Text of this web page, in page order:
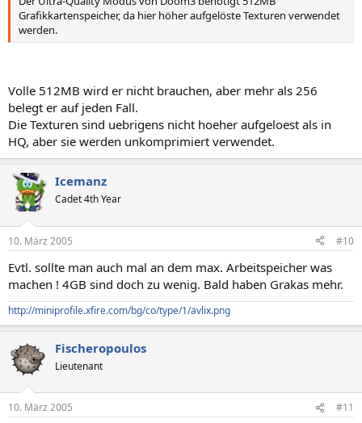
Grafikkartenspeicher, da hier höher aufgelöste Texturen verwendet
werden.
Volle 512MB wird er nicht brauchen, aber mehr als 256
belegt er auf jeden Fall.
Die Texturen sind uebrigens nicht hoeher aufgeloest als in
HQ, aber sie werden unkomprimiert verwendet.
Icemanz
Cadet 4th Year
10. März 2005 #10
Evtl. sollte man auch mal an dem max. Arbeitspeicher was
machen ! 4GB sind doch zu wenig. Bald haben Grakas mehr.
http://miniprofile.xfire.com/bg/co/type/1/avlix.png
Fischeropoulos
Lieutenant
10. März 2005 #11